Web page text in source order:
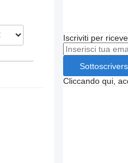
Iscriviti per
Cliccando qui,